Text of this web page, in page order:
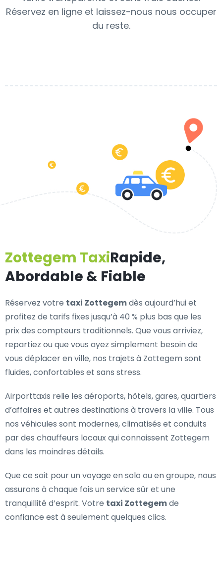
Réservez en ligne et laissez-nous nous occuper
du reste.
Zottegem TaxiRapide,
Abordable & Fiable
Réservez votre taxi Zottegemdès aujourd’hui et
profitez de tarifs fixes jusqu’à 40 % plus bas que les
prix des compteurs traditionnels. Que vous arriviez,
repartiez ou que vous ayez simplement besoin de
vous déplacer en ville, nos trajets à Zottegem sont
fluides, confortables et sans stress.
Airporttaxis relie les aéroports, hôtels, gares, quartiers
d’affaires et autres destinations à travers la ville. Tous
nos véhicules sont modernes, climatisés et conduits
par des chauffeurs locaux qui connaissent Zottegem
dans les moindres détails.
Que ce soit pour un voyage en solo ou en groupe, nous
assurons à chaque fois un service sûr et une
tranquillité d’esprit. Votre taxi Zottegemde
confiance est à seulement quelques clics.